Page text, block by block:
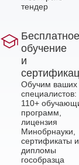
тендер
Бесплатное
обучение
и
Обучим ваших
специалистов:
110+
программ,
лицензия
Минобрнауки,
сертификаты и
дипломы
гособразца